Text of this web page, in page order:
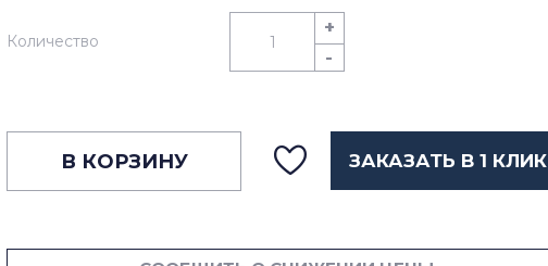
Количество
+
-
В КОРЗИНУ ЗАКАЗАТЬ В 1 КЛИК